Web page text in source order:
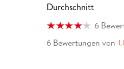
Durchschnitt
6
6 Bewertungen von